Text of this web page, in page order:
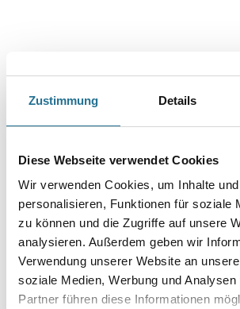
Zustimmung Details
Diese Webseite verwendet Cookies
Wir verwenden Cookies, um Inhalte
personalisieren, Funktionen für soziale
zu können und die Zugriffe auf unsere
analysieren. Außerdem geben wir
Verwendung unserer Website an
soziale Medien, Werbung und
Partner führen diese Informationen
Abbildung ähnlich
Orac Türumrandung DX 121-2300 230cm 9,5 x